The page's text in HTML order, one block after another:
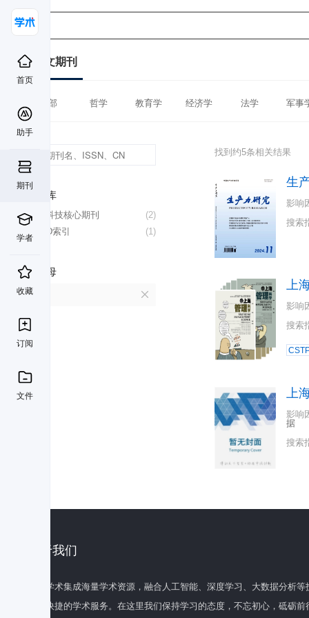
首页
助手
期刊
学者
收藏
订阅
文件
中文期刊
全部 哲学 教育学 经济学 法学 军事
数据库
(2)
中国科技核心期刊
(1)
CSCD索引
首字母
S
找到约5条相关结果
生
影响
搜索
上
影响
搜索
上
影响
据
搜索
关于我们
百度学术集成海量学术资源，融合人工智能、深度学习、大数据分析
全面快捷的学术服务。在这里我们保持学习的态度，不忘初心，砥砺前